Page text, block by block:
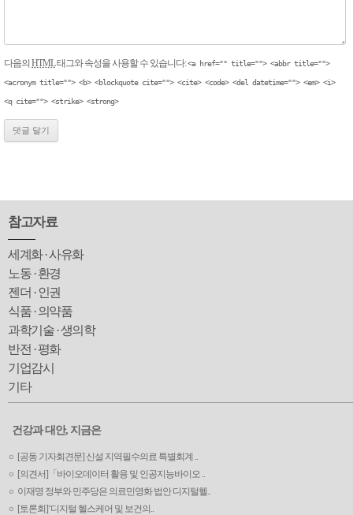
다음의 HTML태그와 속성을 사용할 수 있습니다:<a href="" title=""> <abbr title="">
<acronym title=""> <b> <blockquote cite=""> <cite> <code> <del datetime=""> <em> <i>
<q cite=""> <strike> <strong>
참고자료
세계화 · 사유화
노동 · 환경
젠더 · 인권
식품 · 의약품
과학기술 · 생의학
반전 · 평화
기업감시
기타
건강과 대안, 지금은
[공동 기자회견문] 신설 지역필수의료 특별회계 ..
[의견서]「바이오데이터 활용 및 인공지능바이오 ..
이재명 정부와 민주당은 의료민영화 법안 디지털헬..
[토론회]‘디지털 헬스케어 및 보건의..